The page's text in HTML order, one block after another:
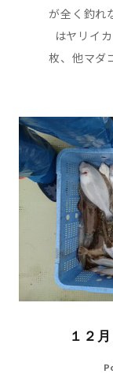
が全く釣れ
はヤリイ
枚、他マダ
１２